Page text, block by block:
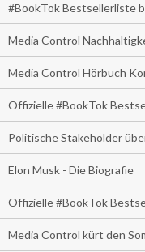
#BookTok Bestsellerliste
Media Control
Media Control Hörbuch
Offizielle #BookTok
Politische Stakeholder
Elon Musk - Die Biografie
Offizielle #BookTok
Media Control kürt den